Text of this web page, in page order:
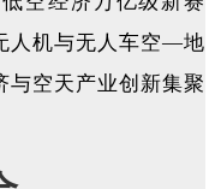
人机与无人车空—地
与空天产业创新集聚